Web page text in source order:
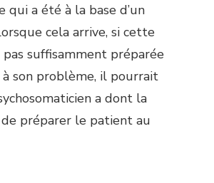
qui a été à la base d’un
cela arrive, si cette
pas suffisamment préparée
son problème, il pourrait
a dont la
préparer le patient au